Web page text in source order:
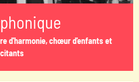
d'harmonie, chœur d'enfants et